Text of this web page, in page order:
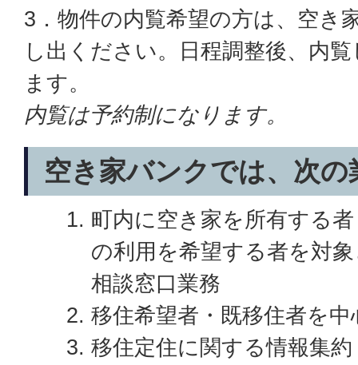
3．物件の内覧希望の方は、空き
し出ください。日程調整後、内
ます。
内覧は予約制になります。
空き家バンクでは、次
町内に空き家を所有する
の利用を希望する者を対
相談窓口業務
移住希望者・既移住者を
移住定住に関する情報集